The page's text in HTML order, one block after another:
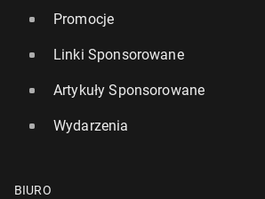
Promocje
Linki Sponsorowane
Artykuły Sponsorowane
Wydarzenia
BIURO